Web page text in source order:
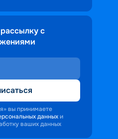
с
вы принимаете
данных и
ваших данных